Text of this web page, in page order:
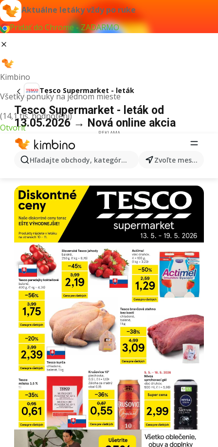
Aktuálne letáky vždy po ruke
Pridať do Chrome - ZADARMO
Kimbino
Všetky ponuky na jednom mieste
(14,1 tis. hodnotení)
Otvoriť
Hľadajte obchody, kategórie, produkty... Zvoľte mesto
Tesco Supermarket - leták
Tesco Supermarket - leták od
13.05.2026 → Nová online akcia
REKLAMA